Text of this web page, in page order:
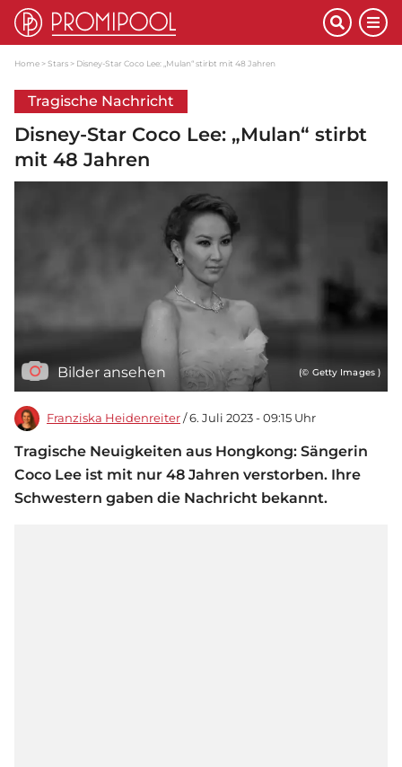
Home Stars Disney-Star Coco Lee: „Mulan“ stirbt mit 48 Jahren
Tragische Nachricht
Disney-Star Coco Lee: „Mulan“ stirbt
mit 48 Jahren
Bilder ansehen (© Getty Images )
Franziska Heidenreiter / 6. Juli 2023 - 09:15 Uhr
Tragische Neuigkeiten aus Hongkong: Sängerin
Coco Lee ist mit nur 48 Jahren verstorben. Ihre
Schwestern gaben die Nachricht bekannt.